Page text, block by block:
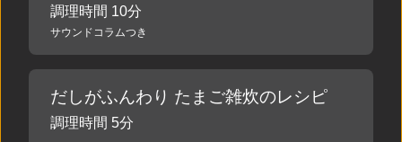
調理時間 10分
サウンドコラムつき
だしがふんわり たまご雑炊のレシピ
調理時間 5分